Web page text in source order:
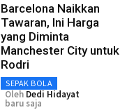
Barcelona Naikkan
Tawaran, Ini Harga
yang Diminta
Manchester City untuk
Rodri
SEPAK BOLA
Oleh Dedi Hidayat
baru saja